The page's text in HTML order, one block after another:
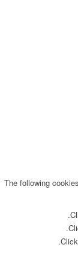
The following